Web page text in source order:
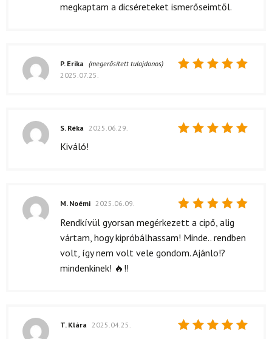
megkaptam a dicséreteket ismerőseimtől.
P. Erika (megerősített tulajdonos)
2025.07.25.
S. Réka 2025.06.29.
Kiváló!
Értékelés:
/ 5
M. Noémi 2025.06.09.
Rendkívül gyorsan megérkezett a cipő, alig
vártam, hogy kipróbálhassam! Minde.. rendben
volt, így nem volt vele gondom. Ajánlo!?
mindenkinek! 🔥!!
T. Klára 2025.04.25.